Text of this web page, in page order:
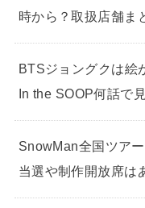
時から？取扱店舗ま
BTSジョングクは絵
In the SOOP何話で
SnowMan全国ツア
当選や制作開放席は